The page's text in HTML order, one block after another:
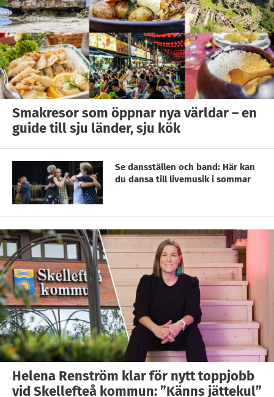
Smakresor som öppnar nya världar – en
guide till sju länder, sju kök
Se dansställen och band: Här kan
du dansa till livemusik i sommar
Helena Renström klar för nytt toppjobb
vid Skellefteå kommun: ”Känns jättekul”